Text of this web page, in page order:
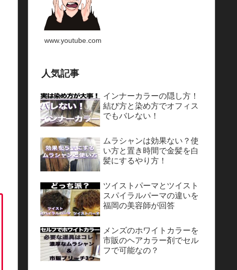
www.youtube.com
人気記事
インナーカラーの隠し方！
結び方と染め方でオフィス
でもバレない！
ムラシャンは効果ない？使
い方と置き時間で金髪を白
髪にするやり方！
ツイストパーマとツイスト
スパイラルパーマの違いを
福岡の美容師が回答
メンズのホワイトカラーを
市販のヘアカラー剤でセル
フで可能なの？